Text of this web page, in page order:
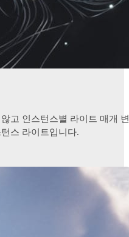
고 인스턴스별 라이트 매개 변
스 라이트입니다.